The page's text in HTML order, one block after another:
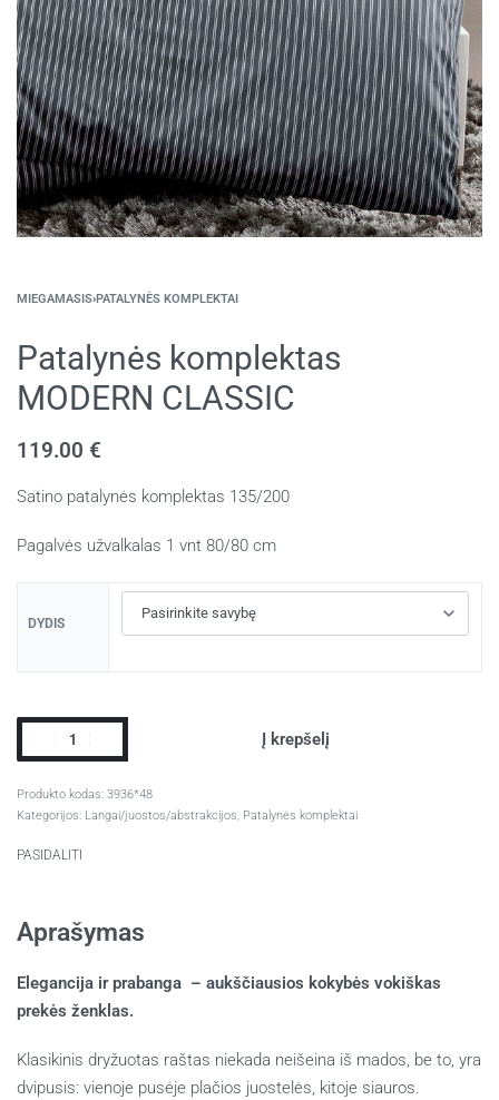
MIEGAMASIS›PATALYNĖS KOMPLEKTAI
Patalynės komplektas
MODERN CLASSIC
119.00 €
Satino patalynės komplektas 135/200
Pagalvės užvalkalas 1 vnt 80/80 cm
DYDIS
Į krepšelį
3936*48
Kategorijos: Langai/juostos/abstrakcijos, Patalynės komplektai
PASIDALITI
Aprašymas
Elegancija ir prabanga – aukščiausios kokybės vokiškas
prekės ženklas.
Klasikinis dryžuotas raštas niekada neišeina iš mados, be to, yra
dvipusis: vienoje pusėje plačios juostelės, kitoje siauros.